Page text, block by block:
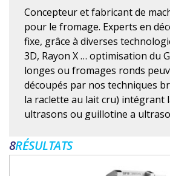
Concepteur et fabricant de
pour le fromage. Experts en
fixe, grâce à diverses
3D, Rayon X … optimisation du
longes ou fromages ronds
découpés par nos techniques
la raclette au lait cru) intégrant
ultrasons ou guillotine a
8RÉSULTATS